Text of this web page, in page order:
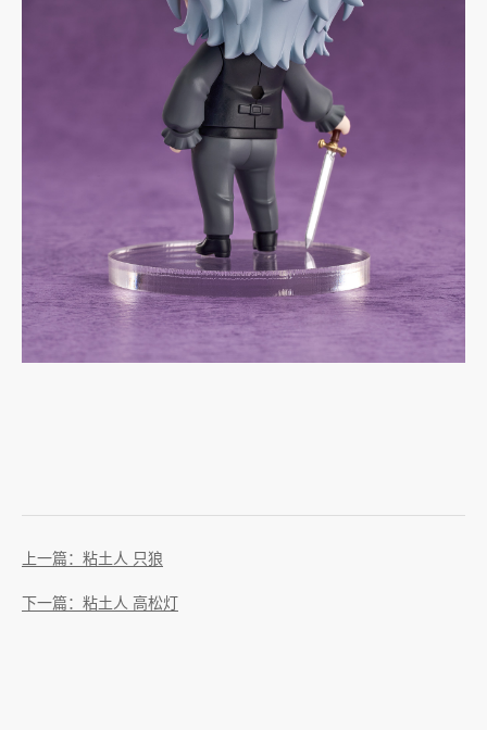
上一篇：粘土人 只狼
下一篇：粘土人 高松灯